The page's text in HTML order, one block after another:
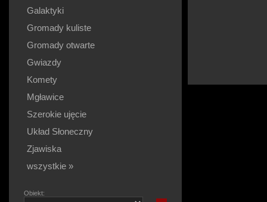
Galaktyki
Gromady kuliste
Gromady otwarte
Gwiazdy
Komety
Mgławice
Szerokie ujęcie
Układ Słoneczny
Zjawiska
wszystkie »
Obiekt: